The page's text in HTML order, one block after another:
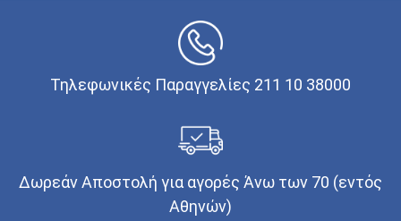
Τηλεφωνικές Παραγγελίες 211 10 38000
Δωρεάν Αποστολή για αγορές Άνω των 70 (εντός
Αθηνών)